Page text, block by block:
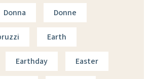
Donna Donne
Earth
Earthday Easter